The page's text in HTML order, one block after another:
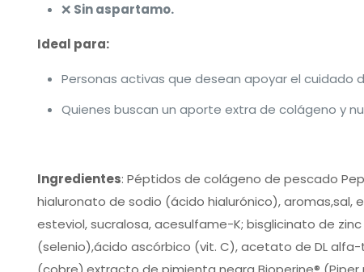
❌ Sin aspartamo.
Ideal para:
Personas activas que desean apoyar el cuidado
Quienes buscan un aporte extra de colágeno y
Ingredientes: Péptidos de colágeno de pescado
hialuronato de sodio (ácido hialurónico), aromas,sal,
esteviol, sucralosa, acesulfame-K; bisglicinato de
(selenio),ácido ascórbico (vit. C), acetato de DL